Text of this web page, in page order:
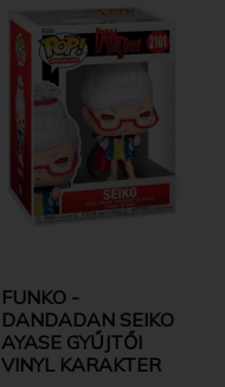
FUNKO -
DANDADAN SEIKO
AYASE GYŰJTŐI
VINYL KARAKTER